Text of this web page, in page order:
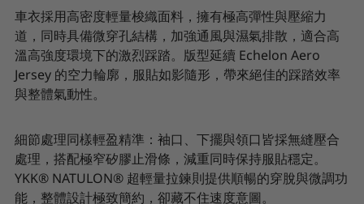
車衣採用高密度輕量梭織面料，擁有極高彈性與壓縮力
道，同時具備微穿孔結構，加強通風與濕氣排散，適合高
溫高強度環境下的激烈踩踏。版型延續 Echelon Aero
Jersey 的空力輪廓，服貼如影隨形，帶來絕佳的踩踏效率
與整體氣動性。
細節處理同樣輕盈精準：袖口、下擺與領口皆採無縫壓合
處理，搭配極窄矽膠止滑條，減重同時保持服貼穩定。
YKK® NATULON® 超輕量拉鍊則提供順暢的穿脫與微調功
能，整體設計極致簡約，卻藏不住速度意圖。